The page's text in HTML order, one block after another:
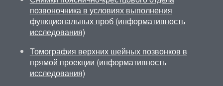
позвоночника в условиях выполнения
функциональных проб (информативность
исследования)
Томография верхних шейных позвонков в
прямой проекции (информативность
исследования)